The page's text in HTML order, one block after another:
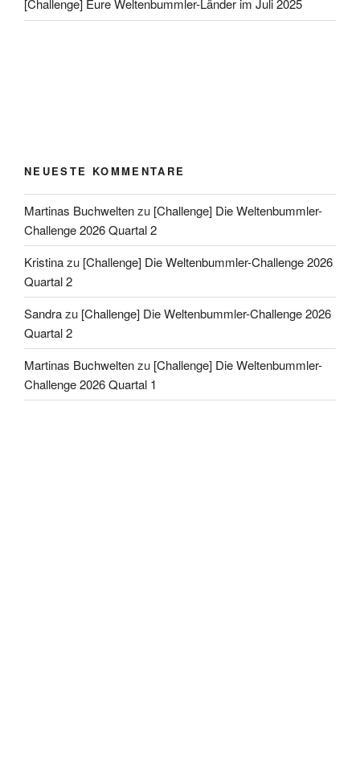
[Challenge] Eure Weltenbummler-Länder im Juli 2025
NEUESTE KOMMENTARE
Martinas Buchweltenzu [Challenge] Die Weltenbummler-
Challenge 2026 Quartal 2
Kristinazu [Challenge] Die Weltenbummler-Challenge 2026
Quartal 2
Sandrazu [Challenge] Die Weltenbummler-Challenge 2026
Quartal 2
Martinas Buchweltenzu [Challenge] Die Weltenbummler-
Challenge 2026 Quartal 1